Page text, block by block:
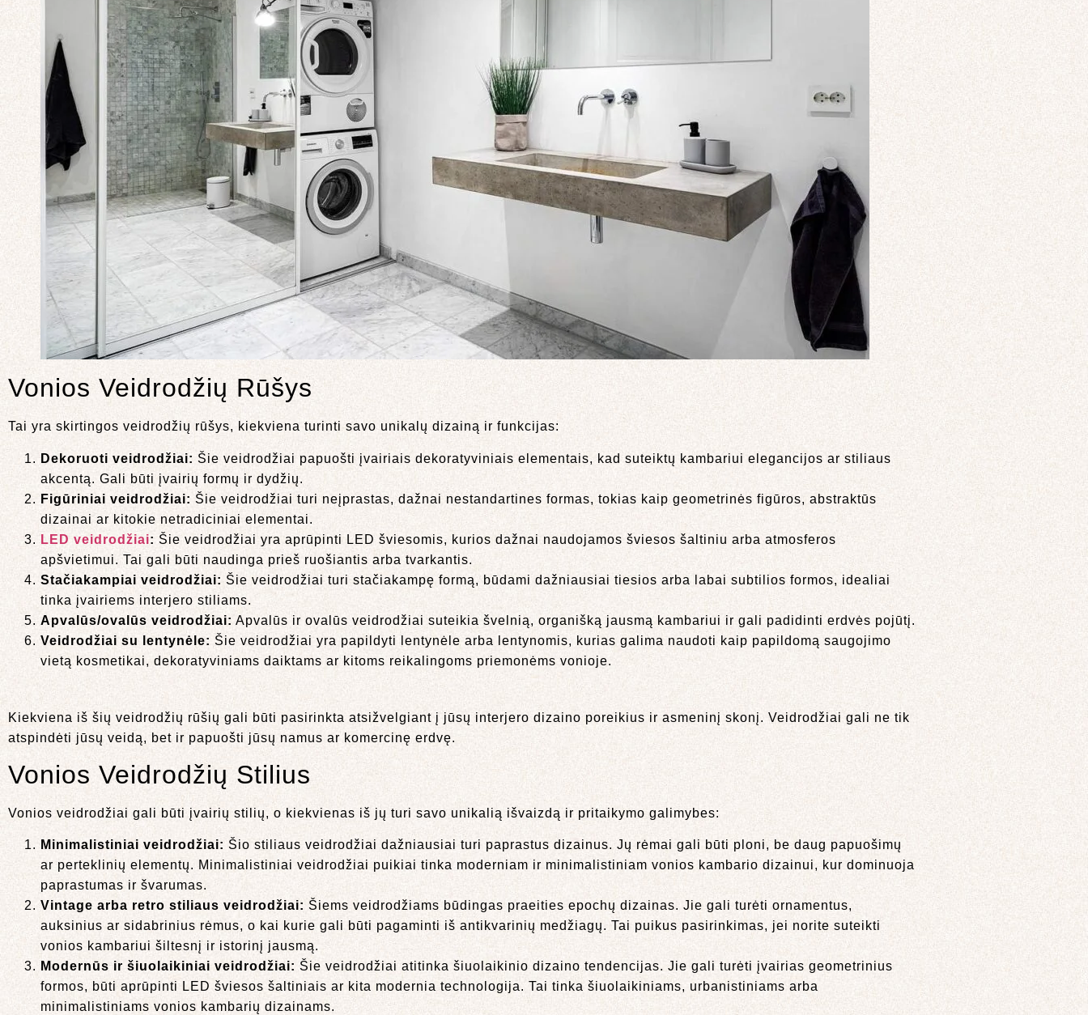
Vonios Veidrodžių Rūšys
Tai yra skirtingos veidrodžių rūšys, kiekviena turinti savo unikalų dizainą ir funkcijas:
Dekoruoti veidrodžiai: Šie veidrodžiai papuošti įvairiais dekoratyviniais elementais, kad suteiktų kambariui elegancijos ar stiliaus
akcentą. Gali būti įvairių formų ir dydžių.
Figūriniai veidrodžiai: Šie veidrodžiai turi neįprastas, dažnai nestandartines formas, tokias kaip geometrinės figūros, abstraktūs
dizainai ar kitokie netradiciniai elementai.
LED veidrodžiai: Šie veidrodžiai yra aprūpinti LED šviesomis, kurios dažnai naudojamos šviesos šaltiniu arba atmosferos
apšvietimui. Tai gali būti naudinga prieš ruošiantis arba tvarkantis.
Stačiakampiai veidrodžiai: Šie veidrodžiai turi stačiakampę formą, būdami dažniausiai tiesios arba labai subtilios formos, idealiai
tinka įvairiems interjero stiliams.
Apvalūs/ovalūs veidrodžiai: Apvalūs ir ovalūs veidrodžiai suteikia švelnią, organišką jausmą kambariui ir gali padidinti erdvės pojūtį.
Veidrodžiai su lentynėle: Šie veidrodžiai yra papildyti lentynėle arba lentynomis, kurias galima naudoti kaip papildomą saugojimo
vietą kosmetikai, dekoratyviniams daiktams ar kitoms reikalingoms priemonėms vonioje.
Kiekviena iš šių veidrodžių rūšių gali būti pasirinkta atsižvelgiant į jūsų interjero dizaino poreikius ir asmeninį skonį. Veidrodžiai gali ne tik
atspindėti jūsų veidą, bet ir papuošti jūsų namus ar komercinę erdvę.
Vonios Veidrodžių Stilius
Vonios veidrodžiai gali būti įvairių stilių, o kiekvienas iš jų turi savo unikalią išvaizdą ir pritaikymo galimybes:
Minimalistiniai veidrodžiai: Šio stiliaus veidrodžiai dažniausiai turi paprastus dizainus. Jų rėmai gali būti ploni, be daug papuošimų
ar perteklinių elementų. Minimalistiniai veidrodžiai puikiai tinka moderniam ir minimalistiniam vonios kambario dizainui, kur dominuoja
paprastumas ir švarumas.
Vintage arba retro stiliaus veidrodžiai: Šiems veidrodžiams būdingas praeities epochų dizainas. Jie gali turėti ornamentus,
auksinius ar sidabrinius rėmus, o kai kurie gali būti pagaminti iš antikvarinių medžiagų. Tai puikus pasirinkimas, jei norite suteikti
vonios kambariui šiltesnį ir istorinį jausmą.
Modernūs ir šiuolaikiniai veidrodžiai: Šie veidrodžiai atitinka šiuolaikinio dizaino tendencijas. Jie gali turėti įvairias geometrinius
formos, būti aprūpinti LED šviesos šaltiniais ar kita modernia technologija. Tai tinka šiuolaikiniams, urbanistiniams arba
minimalistiniams vonios kambarių dizainams.